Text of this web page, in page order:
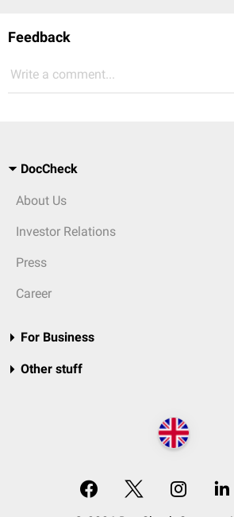
Feedback
Write a comment...
DocCheck
About Us
Investor Relations
Press
Career
For Business
Other stuff